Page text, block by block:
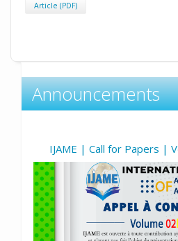
Article (PDF)
Announcements
IJAME | Call for Papers |